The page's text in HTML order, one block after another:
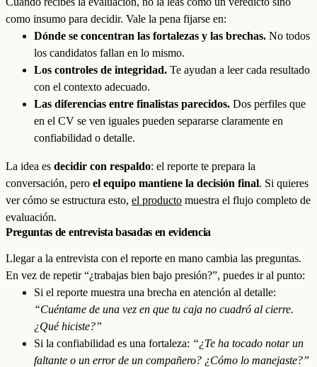
como insumo para decidir. Vale la pena fijarse en:
Dónde se concentran las fortalezas y las brechas. No todos
los candidatos fallan en lo mismo.
Los controles de integridad. Te ayudan a leer cada resultado
con el contexto adecuado.
Las diferencias entre finalistas parecidos. Dos perfiles que
en el CV se ven iguales pueden separarse claramente en
confiabilidad o detalle.
La idea es decidir con respaldo: el reporte te prepara la
conversación, pero el equipo mantiene la decisión final. Si quieres
ver cómo se estructura esto, el producto muestra el flujo completo de
evaluación.
Preguntas de entrevista basadas en evidencia
Llegar a la entrevista con el reporte en mano cambia las preguntas.
En vez de repetir “¿trabajas bien bajo presión?”, puedes ir al punto:
Si el reporte muestra una brecha en atención al detalle:
“Cuéntame de una vez en que tu caja no cuadró al cierre.
¿Qué hiciste?”
Si la confiabilidad es una fortaleza: “¿Te ha tocado notar un
faltante o un error de un compañero? ¿Cómo lo manejaste?”